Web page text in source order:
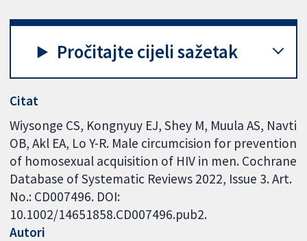
Pročitajte cijeli sažetak
Citat
Wiysonge CS, Kongnyuy EJ, Shey M, Muula AS, Navti
OB, Akl EA, Lo Y-R. Male circumcision for prevention
of homosexual acquisition of HIV in men. Cochrane
Database of Systematic Reviews 2022, Issue 3. Art.
No.: CD007496. DOI:
10.1002/14651858.CD007496.pub2.
Autori